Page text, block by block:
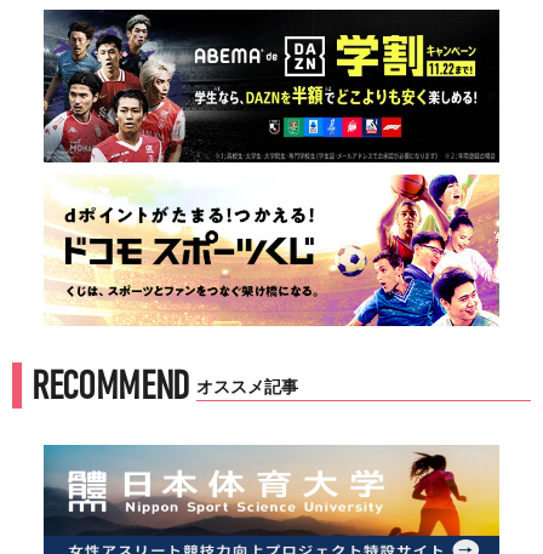
RECOMMEND オススメ記事